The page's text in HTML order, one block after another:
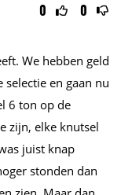
0 0
We hebben geld
en gaan nu
6 ton op de
zijn, elke knutsel
juist knap
stonden dan